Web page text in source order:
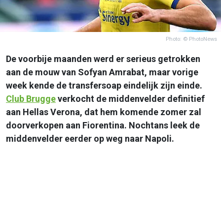
Photo: © PhotoNews
De voorbije maanden werd er serieus getrokken
aan de mouw van Sofyan Amrabat, maar vorige
week kende de transfersoap eindelijk zijn einde.
Club Bruggeverkocht de middenvelder definitief
aan Hellas Verona, dat hem komende zomer zal
doorverkopen aan Fiorentina. Nochtans leek de
middenvelder eerder op weg naar Napoli.